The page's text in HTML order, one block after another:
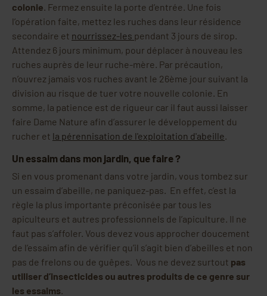
colonie. Fermez ensuite la porte d’entrée. Une fois
l’opération faite, mettez les ruches dans leur résidence
secondaire et nourrissez-les pendant 3 jours de sirop.
Attendez 6 jours minimum, pour déplacer à nouveau les
ruches auprès de leur ruche-mère. Par précaution,
n’ouvrez jamais vos ruches avant le 26ème jour suivant la
division au risque de tuer votre nouvelle colonie. En
somme, la patience est de rigueur car il faut aussi laisser
faire Dame Nature afin d’assurer le développement du
rucher et la pérennisation de l'exploitation d'abeille.
Un essaim dans mon jardin, que faire ?
Si en vous promenant dans votre jardin, vous tombez sur
un essaim d’abeille, ne paniquez-pas. En effet, c’est la
règle la plus importante préconisée par tous les
apiculteurs et autres professionnels de l’apiculture. Il ne
faut pas s’affoler. Vous devez vous approcher doucement
de l’essaim afin de vérifier qu’il s’agit bien d’abeilles et non
pas de frelons ou de guêpes. Vous ne devez surtout pas
utiliser d’insecticides ou autres produits de ce genre sur
les essaims.